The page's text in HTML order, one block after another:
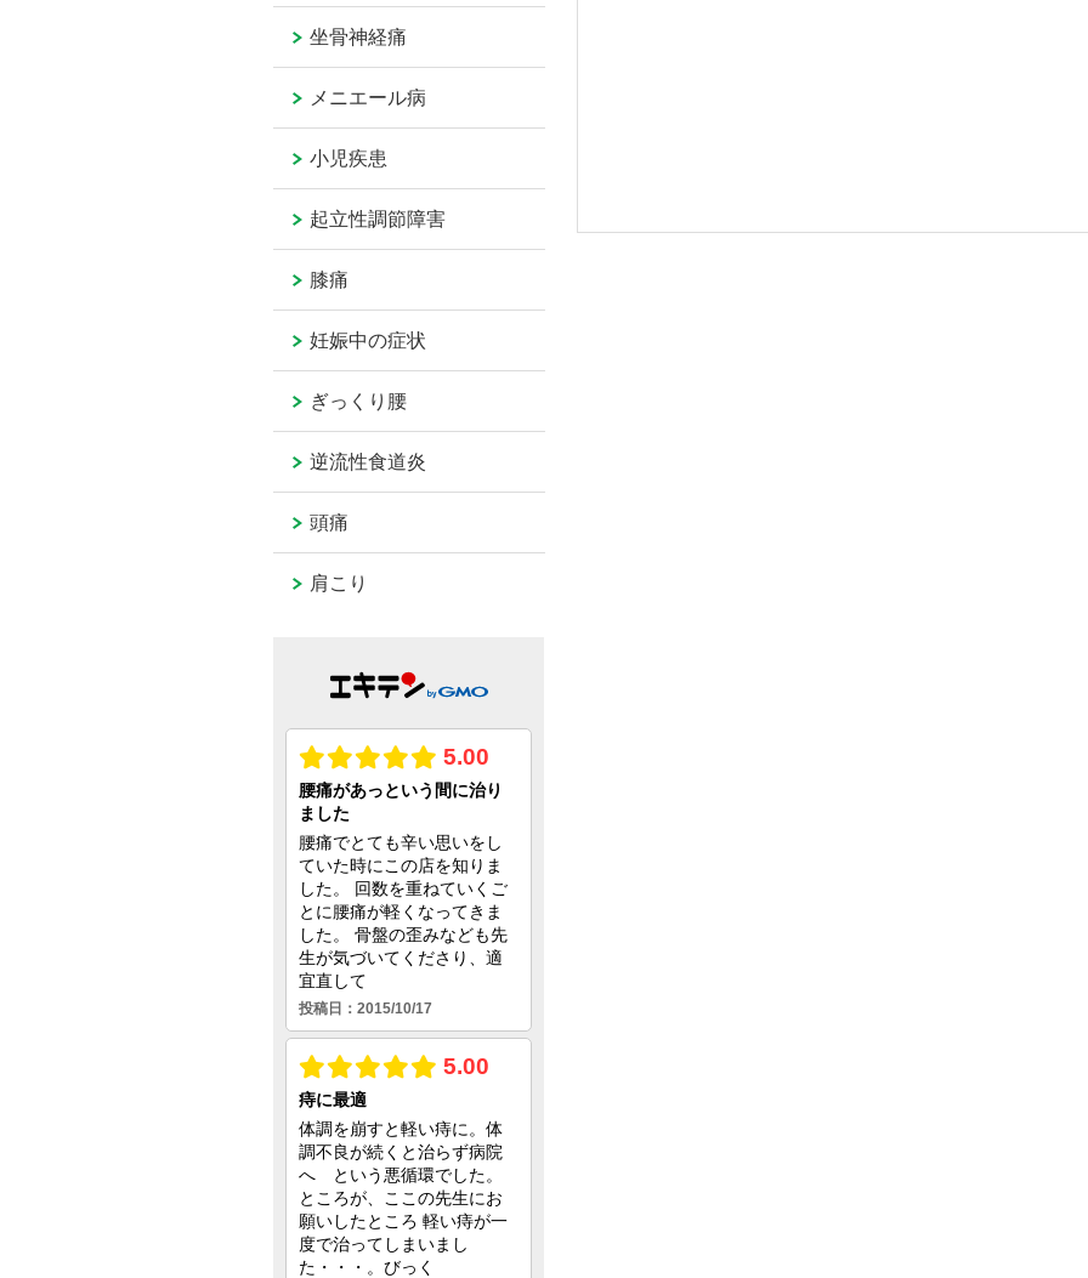
坐骨神経痛
メニエール病
小児疾患
起立性調節障害
膝痛
妊娠中の症状
ぎっくり腰
逆流性食道炎
頭痛
肩こり